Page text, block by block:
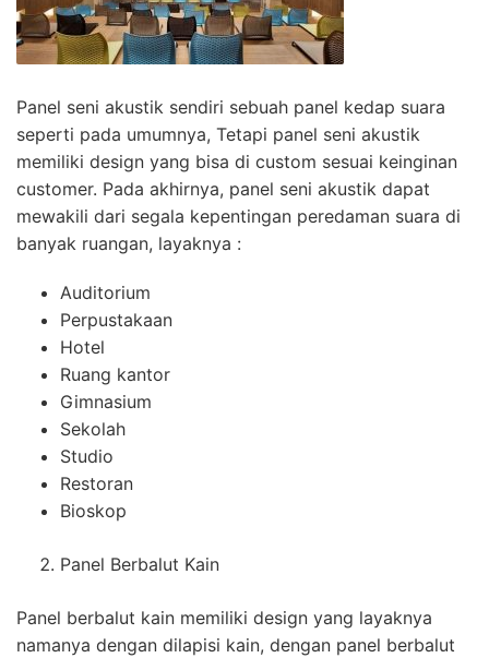
Panel seni akustik sendiri sebuah panel kedap suara
seperti pada umumnya, Tetapi panel seni akustik
memiliki design yang bisa di custom sesuai keinginan
customer. Pada akhirnya, panel seni akustik dapat
mewakili dari segala kepentingan peredaman suara di
banyak ruangan, layaknya :
Auditorium
Perpustakaan
Hotel
Ruang kantor
Gimnasium
Sekolah
Studio
Restoran
Bioskop
Panel Berbalut Kain
Panel berbalut kain memiliki design yang layaknya
namanya dengan dilapisi kain, dengan panel berbalut